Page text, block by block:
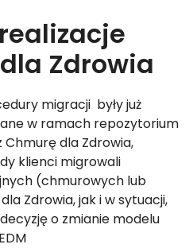
Zdrowia
migracji były już
w ramach repozytorium
dla Zdrowia,
klienci migrowali
(chmurowych lub
Zdrowia, jak i w sytuacji,
o zmianie modelu